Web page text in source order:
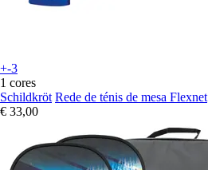
+-3
1 cores
Schildkröt Rede de ténis de mesa Flexnet
€ 33,00